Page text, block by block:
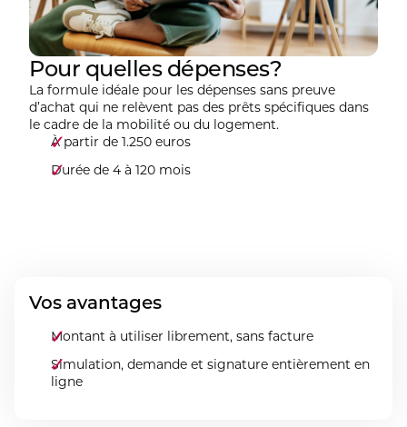
Pour quelles dépenses?
La formule idéale pour les dépenses sans preuve
d’achat qui ne relèvent pas des prêts spécifiques dans
le cadre de la mobilité ou du logement.
À partir de 1.250 euros
Durée de 4 à 120 mois
Vos avantages
Montant à utiliser librement, sans facture
Simulation, demande et signature entièrement en
ligne